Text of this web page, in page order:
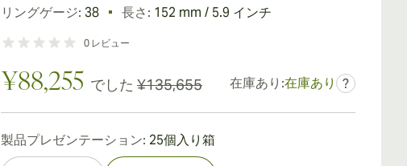
リングゲージ: 38 長さ: 152 mm / 5.9 インチ
0 レビュー
¥88,255 でした ¥135,655 在庫あり:在庫あり ?
製品プレゼンテーション: 25個入り箱